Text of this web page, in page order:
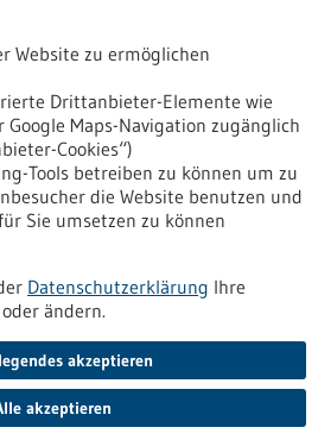
Website zu ermöglichen
Drittanbieter-Elemente wie
Google Maps-Navigation zugänglich
Cookies“)
Tools betreiben zu können um zu
die Website benutzen und
Sie umsetzen zu können
Datenschutzerklärung Ihre
ändern.
akzeptieren
akzeptieren